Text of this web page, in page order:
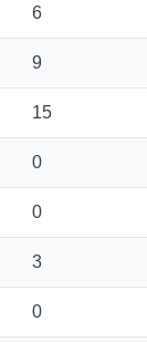
6
9
15
0
0
3
0